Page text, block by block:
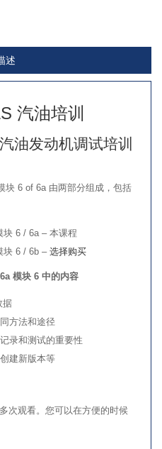
述
汽油培训
油发动机调试培训
块 6 of 6a 由两部分组成，包括
块 6 / 6a – 本课程
块 6 / 6b – 选择购买
模块 6 中的内容
据
方法和途径
录和测试的重要性
建新版本等
次观看。您可以在方便的时候